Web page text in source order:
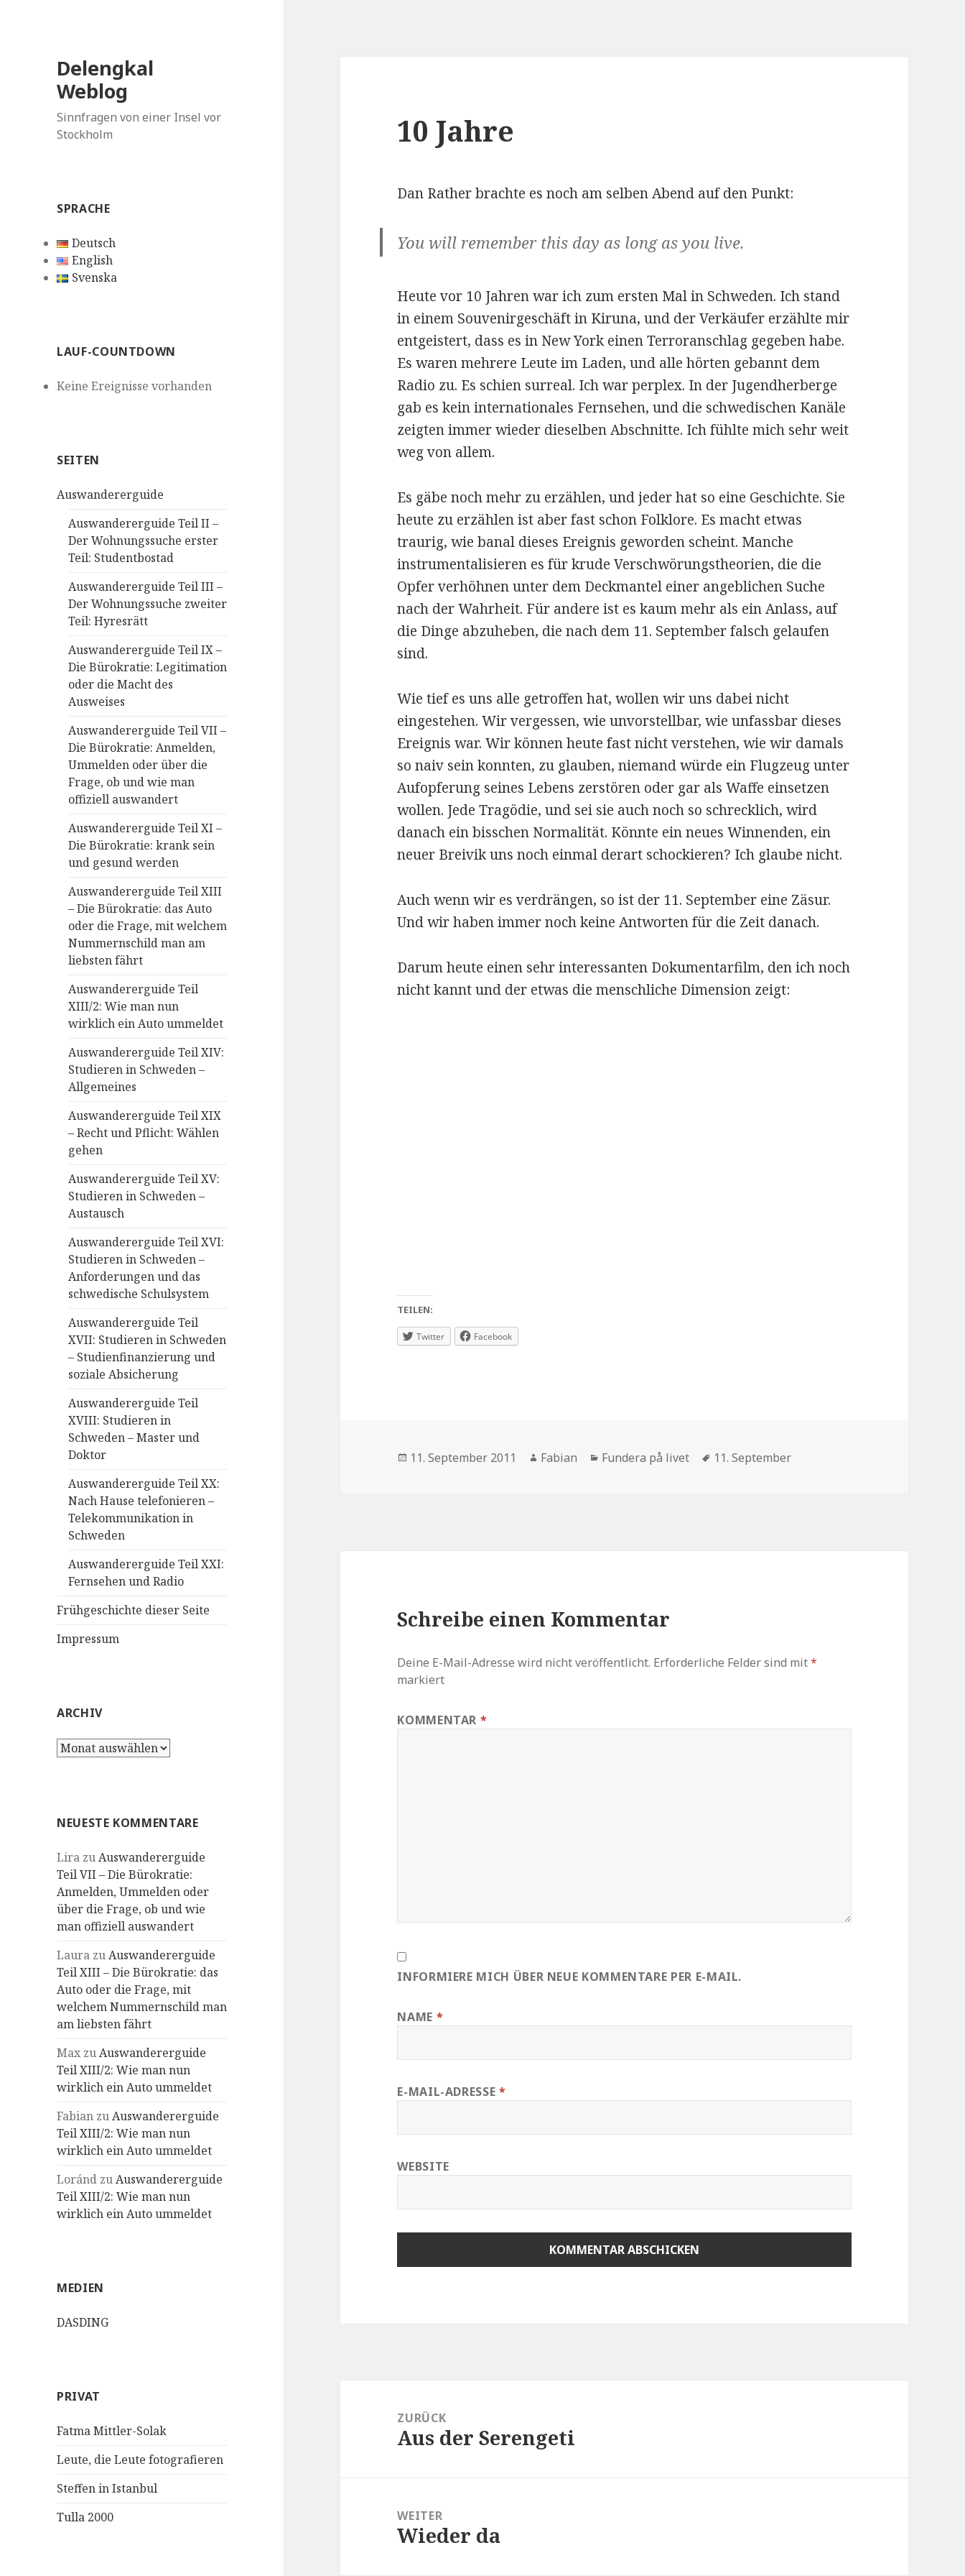
Delengkal
Weblog
Sinnfragen von einer Insel vor
Stockholm
SPRACHE
Deutsch
English
Svenska
LAUF-COUNTDOWN
Keine Ereignisse vorhanden
SEITEN
Auswandererguide
Auswandererguide Teil II –
Der Wohnungssuche erster
Teil: Studentbostad
Auswandererguide Teil III –
Der Wohnungssuche zweiter
Teil: Hyresrätt
Auswandererguide Teil IX –
Die Bürokratie: Legitimation
oder die Macht des
Ausweises
Auswandererguide Teil VII –
Die Bürokratie: Anmelden,
Ummelden oder über die
Frage, ob und wie man
offiziell auswandert
Auswandererguide Teil XI –
Die Bürokratie: krank sein
und gesund werden
Auswandererguide Teil XIII
– Die Bürokratie: das Auto
oder die Frage, mit welchem
Nummernschild man am
liebsten fährt
Auswandererguide Teil
XIII/2: Wie man nun
wirklich ein Auto ummeldet
Auswandererguide Teil XIV:
Studieren in Schweden –
Allgemeines
Auswandererguide Teil XIX
– Recht und Pflicht: Wählen
gehen
Auswandererguide Teil XV:
Studieren in Schweden –
Austausch
Auswandererguide Teil XVI:
Studieren in Schweden –
Anforderungen und das
schwedische Schulsystem
Auswandererguide Teil
XVII: Studieren in Schweden
– Studienfinanzierung und
soziale Absicherung
Auswandererguide Teil
XVIII: Studieren in
Schweden – Master und
Doktor
Auswandererguide Teil XX:
Nach Hause telefonieren –
Telekommunikation in
Schweden
Auswandererguide Teil XXI:
Fernsehen und Radio
Frühgeschichte dieser Seite
Impressum
ARCHIV
Archiv
NEUESTE KOMMENTARE
Lira zuAuswandererguide
Teil VII – Die Bürokratie:
Anmelden, Ummelden oder
über die Frage, ob und wie
man offiziell auswandert
Laura zuAuswandererguide
Teil XIII – Die Bürokratie: das
Auto oder die Frage, mit
welchem Nummernschild man
am liebsten fährt
Max zuAuswandererguide
Teil XIII/2: Wie man nun
wirklich ein Auto ummeldet
Fabian zuAuswandererguide
Teil XIII/2: Wie man nun
wirklich ein Auto ummeldet
Loránd zuAuswandererguide
Teil XIII/2: Wie man nun
wirklich ein Auto ummeldet
MEDIEN
DASDING
PRIVAT
Fatma Mittler-Solak
Leute, die Leute fotografieren
Steffen in Istanbul
Tulla 2000
10 Jahre
Dan Rather brachte es noch am selben Abend auf den Punkt:
You will remember this day as long as you live.
Heute vor 10 Jahren war ich zum ersten Mal in Schweden. Ich stand
in einem Souvenirgeschäft in Kiruna, und der Verkäufer erzählte mir
entgeistert, dass es in New York einen Terroranschlag gegeben habe.
Es waren mehrere Leute im Laden, und alle hörten gebannt dem
Radio zu. Es schien surreal. Ich war perplex. In der Jugendherberge
gab es kein internationales Fernsehen, und die schwedischen Kanäle
zeigten immer wieder dieselben Abschnitte. Ich fühlte mich sehr weit
weg von allem.
Es gäbe noch mehr zu erzählen, und jeder hat so eine Geschichte. Sie
heute zu erzählen ist aber fast schon Folklore. Es macht etwas
traurig, wie banal dieses Ereignis geworden scheint. Manche
instrumentalisieren es für krude Verschwörungstheorien, die die
Opfer verhöhnen unter dem Deckmantel einer angeblichen Suche
nach der Wahrheit. Für andere ist es kaum mehr als ein Anlass, auf
die Dinge abzuheben, die nach dem 11. September falsch gelaufen
sind.
Wie tief es uns alle getroffen hat, wollen wir uns dabei nicht
eingestehen. Wir vergessen, wie unvorstellbar, wie unfassbar dieses
Ereignis war. Wir können heute fast nicht verstehen, wie wir damals
so naiv sein konnten, zu glauben, niemand würde ein Flugzeug unter
Aufopferung seines Lebens zerstören oder gar als Waffe einsetzen
wollen. Jede Tragödie, und sei sie auch noch so schrecklich, wird
danach ein bisschen Normalität. Könnte ein neues Winnenden, ein
neuer Breivik uns noch einmal derart schockieren? Ich glaube nicht.
Auch wenn wir es verdrängen, so ist der 11. September eine Zäsur.
Und wir haben immer noch keine Antworten für die Zeit danach.
Darum heute einen sehr interessanten Dokumentarfilm, den ich noch
nicht kannt und der etwas die menschliche Dimension zeigt:
TEILEN:
Twitter Facebook
Veröffentlicht
11. September 2011 Autor
Fabian Kategorien
Fundera på livet Schlagwörter
11. September
Schreibe einen Kommentar
Deine E-Mail-Adresse wird nicht veröffentlicht. Erforderliche Felder sind mit*
markiert
KOMMENTAR *
INFORMIERE MICH ÜBER NEUE KOMMENTARE PER E-MAIL.
NAME *
E-MAIL-ADRESSE *
WEBSITE
ZURÜCK
Vorheriger
Aus der Serengeti
WEITER
Nächster
Wieder da